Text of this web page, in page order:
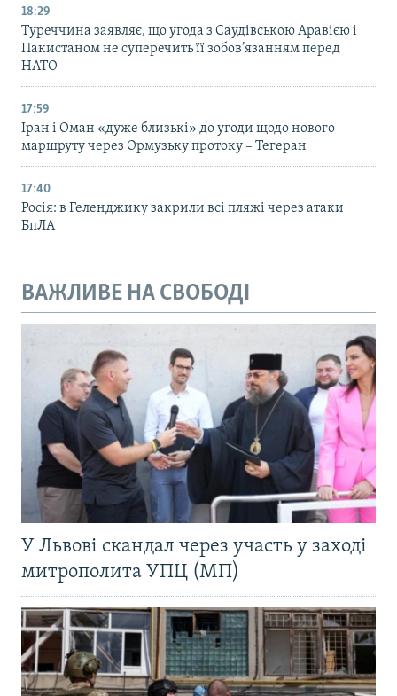
18:29
Туреччина заявляє, що угода з Саудівською Аравією і
Пакистаном не суперечить її зобов’язанням перед
НАТО
17:59
Іран і Оман «дуже близькі» до угоди щодо нового
маршруту через Ормузьку протоку – Тегеран
17:40
Росія: в Геленджику закрили всі пляжі через атаки
БпЛА
ВАЖЛИВЕ НА СВОБОДІ
У Львові скандал через участь у заході
митрополита УПЦ (МП)